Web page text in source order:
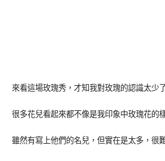
來看這場玫瑰秀，才知我對玫瑰的認識太少
很多花兒看起來都不像是我印象中玫瑰花的
雖然有寫上他們的名兒，但實在是太多，很